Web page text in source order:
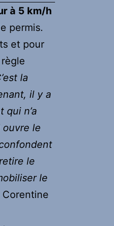
à 5 km/h
permis.
et pour
la
il y a
qui n’a
ouvre le
le
le
Corentine